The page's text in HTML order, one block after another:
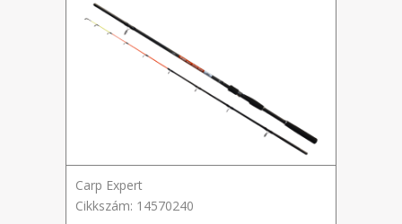
Carp Expert
Cikkszám: 14570240